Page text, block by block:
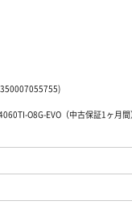
O8G-EVO（中古保証1ヶ月